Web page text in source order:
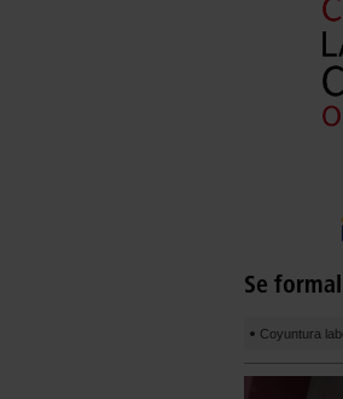
Se
Coyuntura